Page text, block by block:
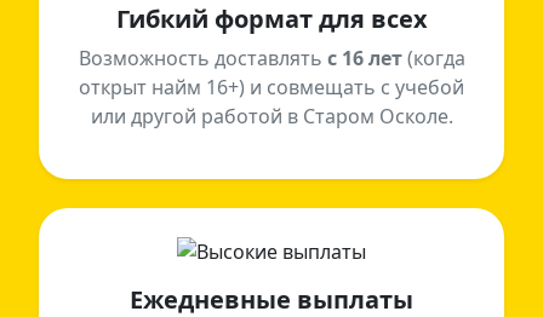
Гибкий формат для всех
Возможность доставлять с 16 лет(когда
открыт найм 16+) и совмещать с учебой
или другой работой в Старом Осколе.
Ежедневные выплаты